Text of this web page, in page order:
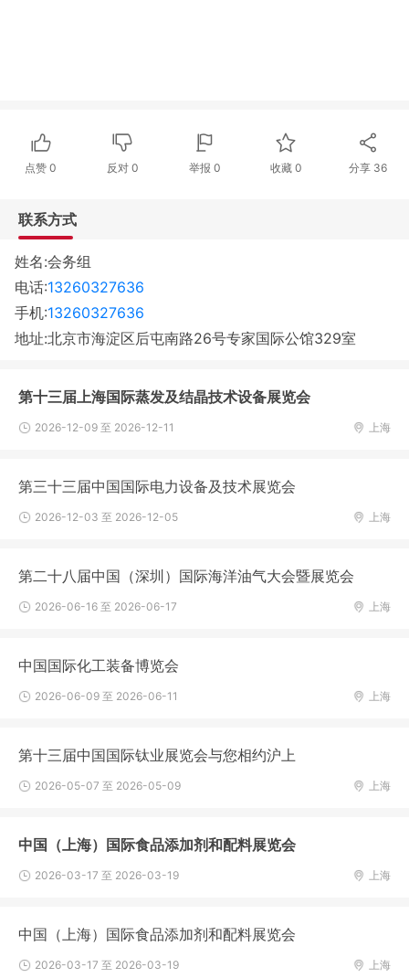
点赞0 反对 0 举报 0 收藏 0 分享 36
联系方式
姓名:会务组
电话:13260327636
手机:13260327636
地址:北京市海淀区后屯南路26号专家国际公馆329室
第十三届上海国际蒸发及结晶技术设备展览会
上海
2026-12-09 至 2026-12-11
第三十三届中国国际电力设备及技术展览会
上海
2026-12-03 至 2026-12-05
第二十八届中国（深圳）国际海洋油气大会暨展览会
上海
2026-06-16 至 2026-06-17
中国国际化工装备博览会
上海
2026-06-09 至 2026-06-11
第十三届中国国际钛业展览会与您相约沪上
上海
2026-05-07 至 2026-05-09
中国（上海）国际食品添加剂和配料展览会
上海
2026-03-17 至 2026-03-19
中国（上海）国际食品添加剂和配料展览会
上海
2026-03-17 至 2026-03-19